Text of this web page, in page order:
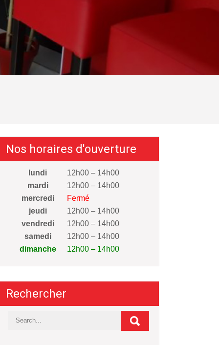
Nos horaires d'ouverture
lundi
12h00 – 14h00
mardi
12h00 – 14h00
mercredi
Fermé
jeudi
12h00 – 14h00
vendredi
12h00 – 14h00
samedi
12h00 – 14h00
dimanche
12h00 – 14h00
Rechercher